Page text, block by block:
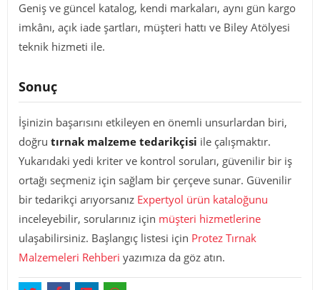
Geniş ve güncel katalog, kendi markaları, aynı gün kargo
imkânı, açık iade şartları, müşteri hattı ve Biley Atölyesi
teknik hizmeti ile.
Sonuç
İşinizin başarısını etkileyen en önemli unsurlardan biri,
doğru tırnak malzeme tedarikçisi ile çalışmaktır.
Yukarıdaki yedi kriter ve kontrol soruları, güvenilir bir iş
ortağı seçmeniz için sağlam bir çerçeve sunar. Güvenilir
bir tedarikçi arıyorsanız Expertyol ürün kataloğunu
inceleyebilir, sorularınız için müşteri hizmetlerine
ulaşabilirsiniz. Başlangıç listesi için Protez Tırnak
Malzemeleri Rehberi yazımıza da göz atın.